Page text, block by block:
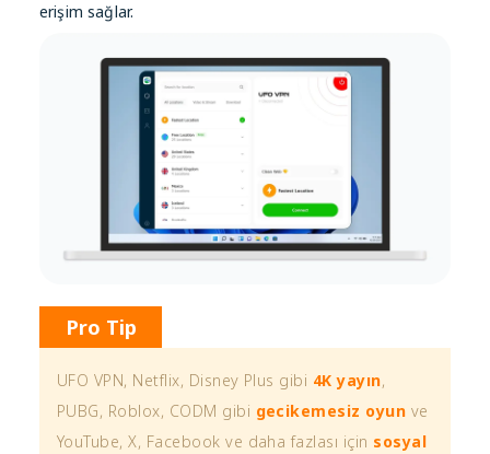
erişim sağlar.
Pro Tip
UFO VPN, Netflix, Disney Plus gibi 4K yayın,
PUBG, Roblox, CODM gibi gecikemesiz oyun ve
YouTube, X, Facebook ve daha fazlası için sosyal